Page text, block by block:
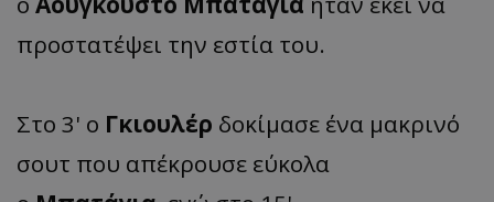
προστατέψει την εστία του.
Στο 3' ο Γκιουλέρ δοκίμασε ένα μακρινό
σουτ που απέκρουσε εύκολα